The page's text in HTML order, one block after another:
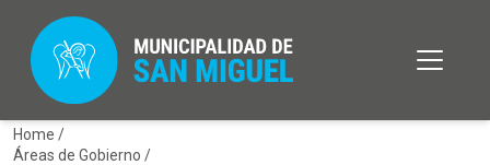
Home /
Áreas de Gobierno /